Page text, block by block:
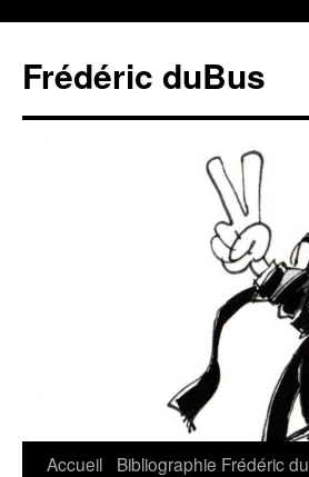
Frédéric duBus
Accueil Bibliographie Frédéric du